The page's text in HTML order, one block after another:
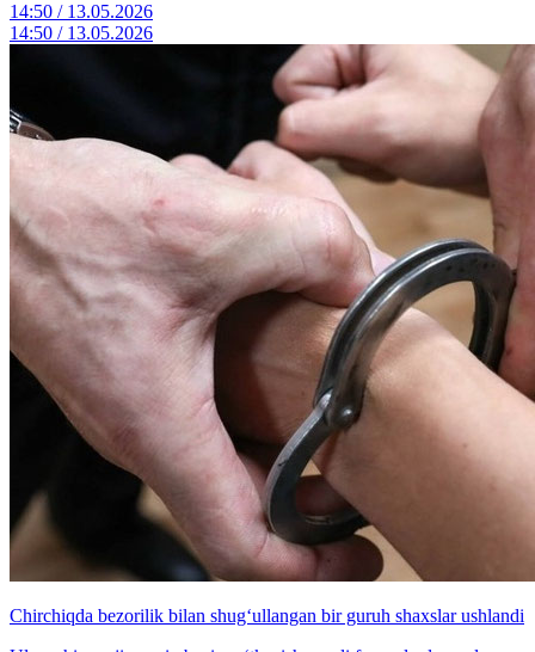
14:50 / 13.05.2026
14:50 / 13.05.2026
Chirchiqda bezorilik bilan shug‘ullangan bir guruh shaxslar ushlandi